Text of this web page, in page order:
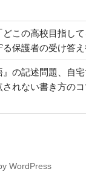
この高校目指し
保護者の受け答
の記述問題、自
れない書き方のコ
WordPress